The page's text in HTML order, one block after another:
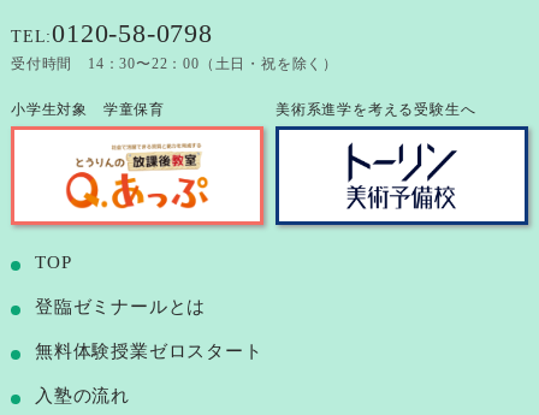
TEL:0120-58-0798
受付時間 14：30〜22：00（土日・祝を除く）
小学生対象 学童保育 美術系進学を考える受験生へ
TOP
登臨ゼミナールとは
無料体験授業ゼロスタート
⼊塾の流れ